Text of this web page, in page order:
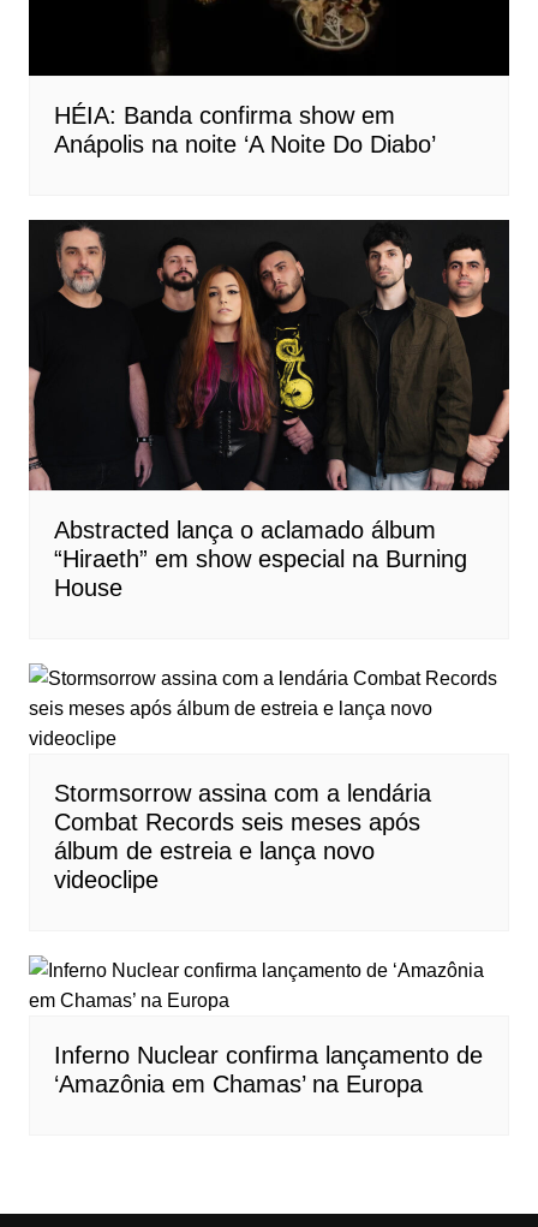
HÉIA: Banda confirma show em
Anápolis na noite ‘A Noite Do Diabo’
Abstracted lança o aclamado álbum
“Hiraeth” em show especial na Burning
House
Stormsorrow assina com a lendária
Combat Records seis meses após
álbum de estreia e lança novo
videoclipe
Inferno Nuclear confirma lançamento de
‘Amazônia em Chamas’ na Europa